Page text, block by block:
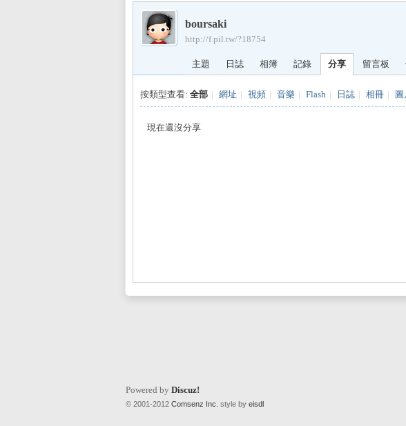
PA›
boursaki
http://f.pil.tw/?18754
主題 日誌 相簿 記錄 分享 留言板
按類型查看: 全部 | 網址 | 視頻 | 音樂 | Flash | 日誌 | 相冊 |
現在還沒分享
Powered by Discuz!
© 2001-2012 Comsenz Inc. style by eisdl